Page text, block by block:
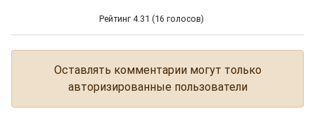
Рейтинг 4.31 (16 голосов)
Оставлять комментарии могут только
авторизированные пользователи